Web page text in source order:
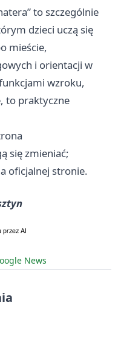
to szczególnie
dzieci uczą się
mieście,
i orientacji w
wzroku,
to praktyczne
się zmieniać;
oficjalnej stronie.
News